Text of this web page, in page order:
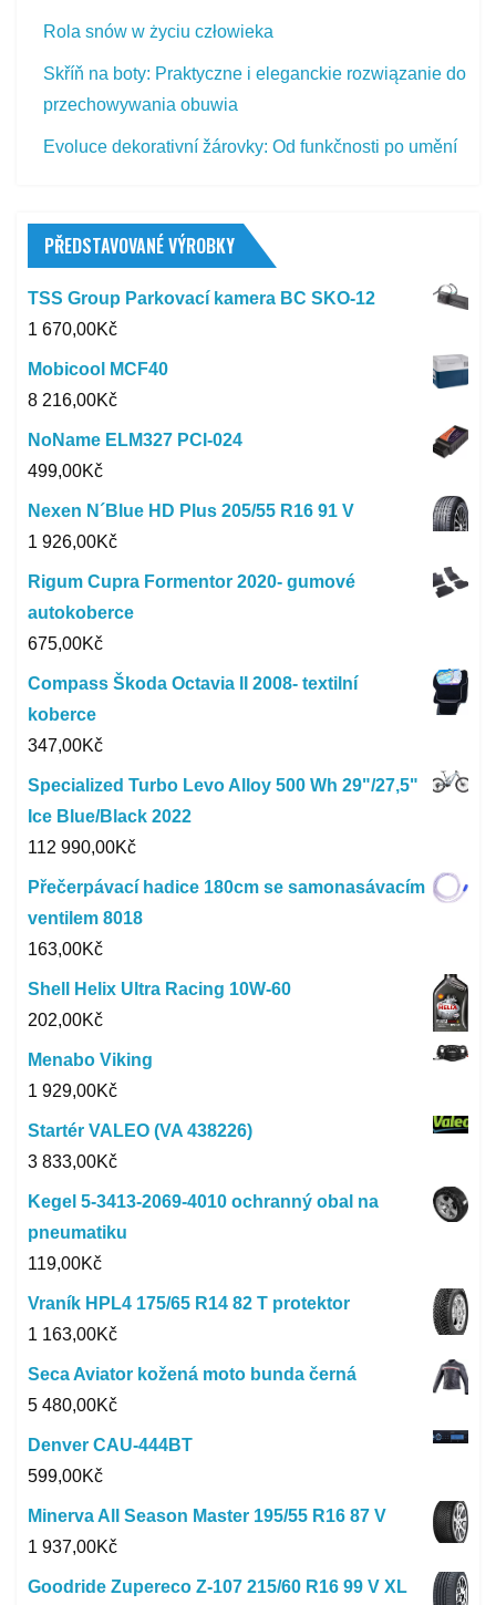
Rola snów w życiu człowieka
Skříň na boty: Praktyczne i eleganckie rozwiązanie do
przechowywania obuwia
Evoluce dekorativní žárovky: Od funkčnosti po umění
PŘEDSTAVOVANÉ VÝROBKY
TSS Group Parkovací kamera BC SKO-12
1 670,00Kč
Mobicool MCF40
8 216,00Kč
NoName ELM327 PCI-024
499,00Kč
Nexen N´Blue HD Plus 205/55 R16 91 V
1 926,00Kč
Rigum Cupra Formentor 2020- gumové
autokoberce
675,00Kč
Compass Škoda Octavia II 2008- textilní
koberce
347,00Kč
Specialized Turbo Levo Alloy 500 Wh 29"/27,5"
Ice Blue/Black 2022
112 990,00Kč
Přečerpávací hadice 180cm se samonasávacím
ventilem 8018
163,00Kč
Shell Helix Ultra Racing 10W-60
202,00Kč
Menabo Viking
1 929,00Kč
Startér VALEO (VA 438226)
3 833,00Kč
Kegel 5-3413-2069-4010 ochranný obal na
pneumatiku
119,00Kč
Vraník HPL4 175/65 R14 82 T protektor
1 163,00Kč
Seca Aviator kožená moto bunda černá
5 480,00Kč
Denver CAU-444BT
599,00Kč
Minerva All Season Master 195/55 R16 87 V
1 937,00Kč
Goodride Zupereco Z-107 215/60 R16 99 V XL